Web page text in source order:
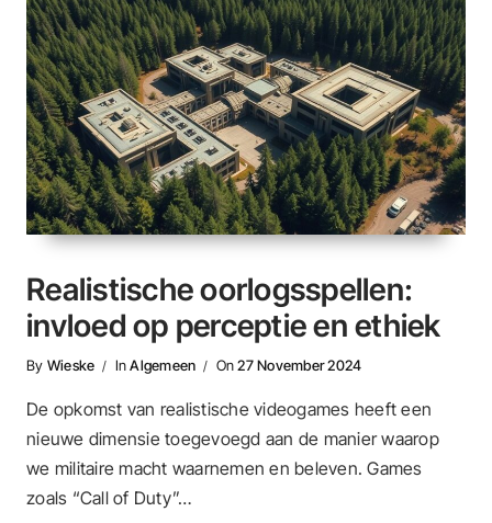
Realistische oorlogsspellen:
invloed op perceptie en ethiek
By Wieske InAlgemeen On27 November 2024
De opkomst van realistische videogames heeft een
nieuwe dimensie toegevoegd aan de manier waarop
we militaire macht waarnemen en beleven. Games
zoals “Call of Duty”…